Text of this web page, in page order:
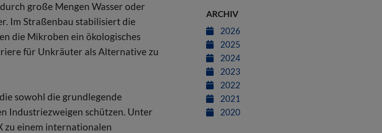
große Mengen Wasser oder
Im Straßenbau stabilisiert die
die Mikroben ein ökologisches
für Unkräuter als Alternative zu
sowohl die grundlegende
Industriezweigen schützen. Unter
zu einem internationalen
ARCHIV
2026
2025
2024
2023
2022
2021
2020